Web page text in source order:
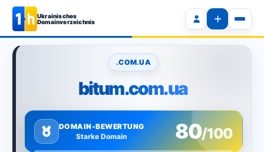
Ukrainisches
Domainverzeichnis
.COM.UA
bitum.com.ua
DOMAIN-BEWERTUNG
Starke Domain
80/100